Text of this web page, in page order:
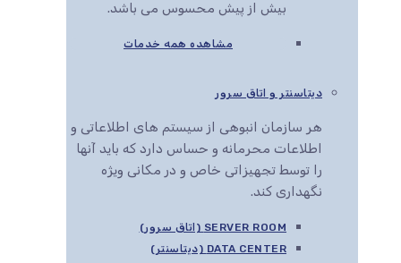
بیش از پیش محسوس می باشد.
مشاهده همه خدمات
دیتاسنتر و اتاق سرور
هر سازمان انبوهی از سیستم های اطلاعاتی و
اطلاعات محرمانه و حساس دارد که باید آنها
را توسط تجهیزاتی خاص و در مکانی ویژه
نگهداری کند.
SERVER ROOM (اتاق سرور)
DATA CENTER (دیتاسنتر)